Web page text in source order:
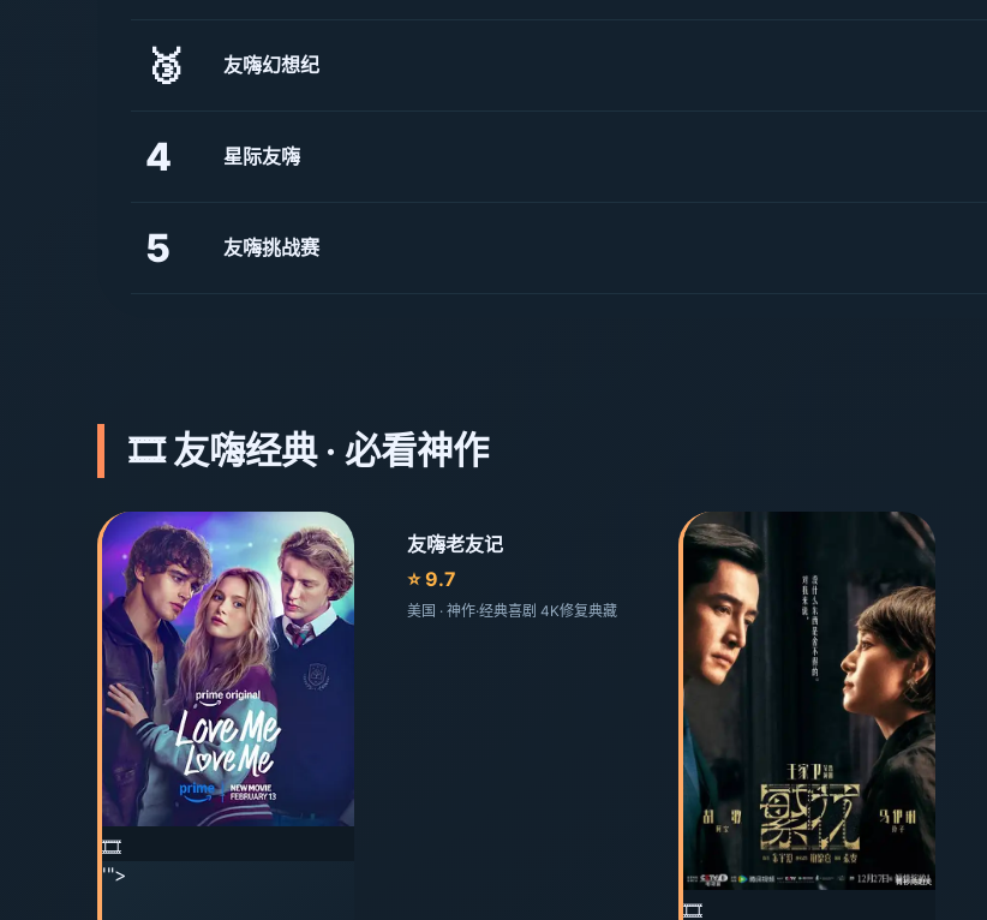
🥉 友嗨幻想纪
4 星际友嗨
5 友嗨挑战赛
🎞️ 友嗨经典 · 必看神作
🎞️
'">
友嗨老友记
⭐ 9.7
美国 · 神作·经典喜剧 4K修复典藏
🎞️